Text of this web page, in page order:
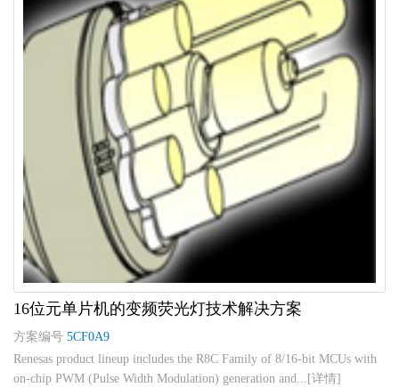
16位元单片机的变频荧光灯技术解决方案
方案编号 5CF0A9
Renesas product lineup includes the R8C Family of 8/16-bit MCUs with
on-chip PWM (Pulse Width Modulation) generation and...[详情]